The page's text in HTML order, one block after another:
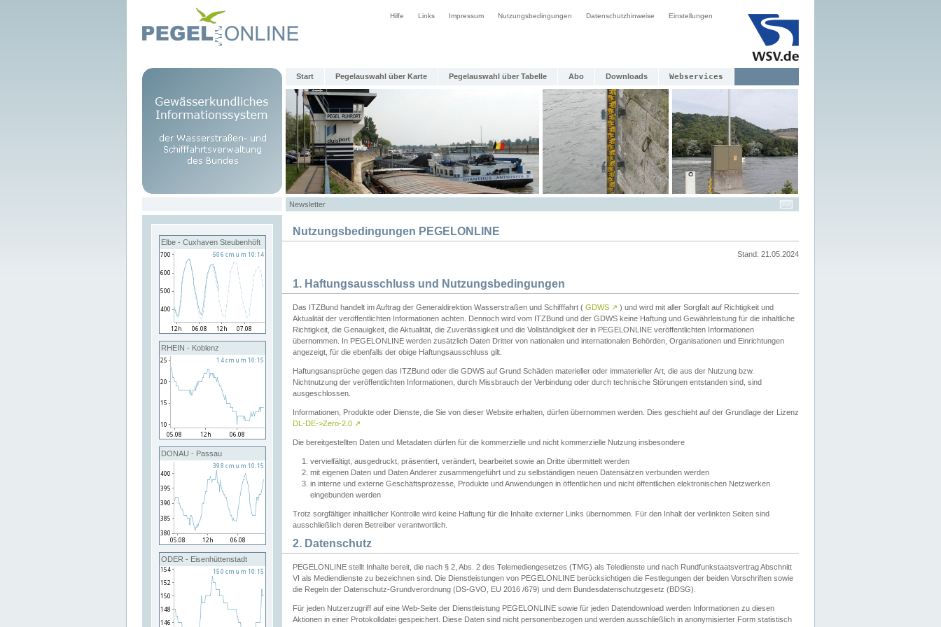
Hilfe Links Impressum Nutzungsbedingungen Datenschutzhinweise Einstellungen
Start Pegelauswahl über Karte Pegelauswahl über Tabelle Abo Downloads Webservices
Newsletter
Elbe - Cuxhaven Steubenhöft
RHEIN - Koblenz
DONAU - Passau
ODER - Eisenhüttenstadt
Nutzungsbedingungen PEGELONLINE
Stand: 21.05.2024
1. Haftungsausschluss und Nutzungsbedingungen
Das ITZBund handelt im Auftrag der Generaldirektion Wasserstraßen und Schifffahrt ( GDWS ↗ ) und wird mit aller Sorgfalt auf Richtigkeit und
Aktualität der veröffentlichten Informationen achten. Dennoch wird vom ITZBund und der GDWS keine Haftung und Gewährleistung für die inhaltliche
Richtigkeit, die Genauigkeit, die Aktualität, die Zuverlässigkeit und die Vollständigkeit der in PEGELONLINE veröffentlichten Informationen
übernommen. In PEGELONLINE werden zusätzlich Daten Dritter von nationalen und internationalen Behörden, Organisationen und Einrichtungen
angezeigt, für die ebenfalls der obige Haftungsausschluss gilt.
Haftungsansprüche gegen das ITZBund oder die GDWS auf Grund Schäden materieller oder immaterieller Art, die aus der Nutzung bzw.
Nichtnutzung der veröffentlichten Informationen, durch Missbrauch der Verbindung oder durch technische Störungen entstanden sind, sind
ausgeschlossen.
Informationen, Produkte oder Dienste, die Sie von dieser Website erhalten, dürfen übernommen werden. Dies geschieht auf der Grundlage der Lizenz
DL-DE->Zero-2.0 ↗
Die bereitgestellten Daten und Metadaten dürfen für die kommerzielle und nicht kommerzielle Nutzung insbesondere
vervielfältigt, ausgedruckt, präsentiert, verändert, bearbeitet sowie an Dritte übermittelt werden
mit eigenen Daten und Daten Anderer zusammengeführt und zu selbständigen neuen Datensätzen verbunden werden
in interne und externe Geschäftsprozesse, Produkte und Anwendungen in öffentlichen und nicht öffentlichen elektronischen Netzwerken
eingebunden werden
Trotz sorgfältiger inhaltlicher Kontrolle wird keine Haftung für die Inhalte externer Links übernommen. Für den Inhalt der verlinkten Seiten sind
ausschließlich deren Betreiber verantwortlich.
2. Datenschutz
PEGELONLINE stellt Inhalte bereit, die nach § 2, Abs. 2 des Telemediengesetzes (TMG) als Teledienste und nach Rundfunkstaatsvertrag Abschnitt
VI als Mediendienste zu bezeichnen sind. Die Dienstleistungen von PEGELONLINE berücksichtigen die Festlegungen der beiden Vorschriften sowie
die Regeln der Datenschutz-Grundverordnung (DS-GVO, EU 2016 /679) und dem Bundesdatenschutzgesetz (BDSG).
Für jeden Nutzerzugriff auf eine Web-Seite der Dienstleistung PEGELONLINE sowie für jeden Datendownload werden Informationen zu diesen
Aktionen in einer Protokolldatei gespeichert. Diese Daten sind nicht personenbezogen und werden ausschließlich in anonymisierter Form statistisch